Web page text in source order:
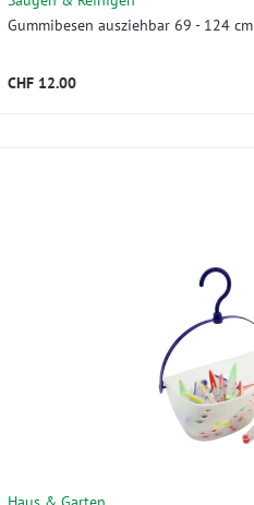
Gummibesen ausziehbar 69 - 124 cm
CHF 12.00
Haus & Garten